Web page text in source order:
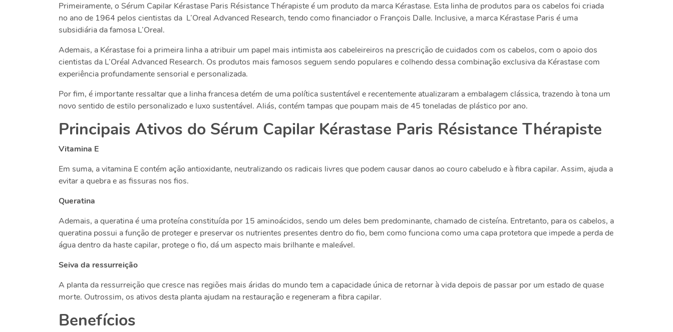
Primeiramente, o Sérum Capilar Kérastase Paris Résistance Thérapisteé um produto da marca Kérastase. Esta linha de produtos para os cabelos foi criada
no ano de 1964 pelos cientistas da L’Oreal Advanced Research, tendo como financiador o François Dalle. Inclusive, a marca Kérastase Paris é uma
subsidiária da famosa L’Oreal.
Ademais, a Kérastase foi a primeira linha a atribuir um papel mais intimista aos cabeleireiros na prescrição de cuidados com os cabelos, com o apoio dos
cientistas da L’Oréal Advanced Research. Os produtos mais famosos seguem sendo populares e colhendo dessa combinação exclusiva da Kérastase com
experiência profundamente sensorial e personalizada.
Por fim, é importante ressaltar que a linha francesa detém de uma política sustentável e recentemente atualizaram a embalagem clássica, trazendo à tona um
novo sentido de estilo personalizado e luxo sustentável. Aliás, contém tampas que poupam mais de 45 toneladas de plástico por ano.
Principais Ativos do Sérum Capilar Kérastase Paris Résistance Thérapiste
Vitamina E
Em suma, a vitamina E contém ação antioxidante, neutralizando os radicais livres que podem causar danos ao couro cabeludo e à fibra capilar. Assim, ajuda a
evitar a quebra e as fissuras nos fios.
Queratina
Ademais, a queratinaé uma proteína constituída por 15 aminoácidos, sendo um deles bem predominante, chamado de cisteína. Entretanto, para os cabelos, a
queratina possui a função de proteger e preservar os nutrientes presentes dentro do fio, bem como funciona como uma capa protetora que impede a perda de
água dentro da haste capilar, protege o fio, dá um aspecto mais brilhante e maleável.
Seiva da ressurreição
A planta da ressurreição que cresce nas regiões mais áridas do mundo tem a capacidade única de retornar à vida depois de passar por um estado de quase
morte. Outrossim, os ativos desta planta ajudam na restauração e regeneram a fibra capilar.
Benefícios